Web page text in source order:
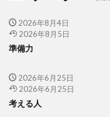
2026年8月4日
2026年8月5日
準備力
2026年6月25日
2026年6月25日
考える人